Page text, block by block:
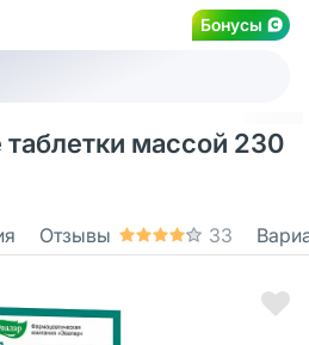
Бонусы
массой 230
Отзывы 33